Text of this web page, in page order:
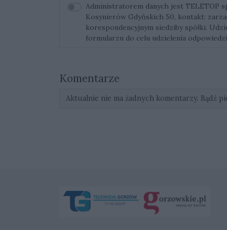
Administratorem danych jest TELETOP
Kosynierów Gdyńskich 50, kontakt:
korespondencyjnym siedziby spółki.
formularzu do celu udzielenia
Komentarze
Aktualnie nie ma żadnych komentarzy. Bądź